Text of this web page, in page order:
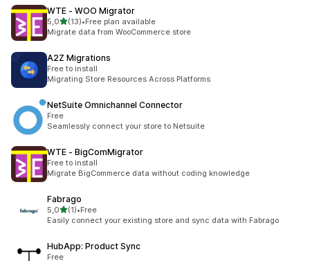
WTE ‑ WOO Migrator
5,0na 5 gwiazdek
(13)
Łączna liczba recenzji: 13
•Free plan available
Migrate data from WooCommerce store
A2Z Migrations
Free to install
Migrating Store Resources Across Platforms
NetSuite Omnichannel Connector
Free
Seamlessly connect your store to Netsuite
WTE ‑ BigComMigrator
Free to install
Migrate BigCommerce data without coding knowledge
Fabrago
5,0na 5 gwiazdek
(1)
Łączna liczba recenzji: 1
•Free
Easily connect your existing store and sync data with Fabrago
HubApp: Product Sync
Free